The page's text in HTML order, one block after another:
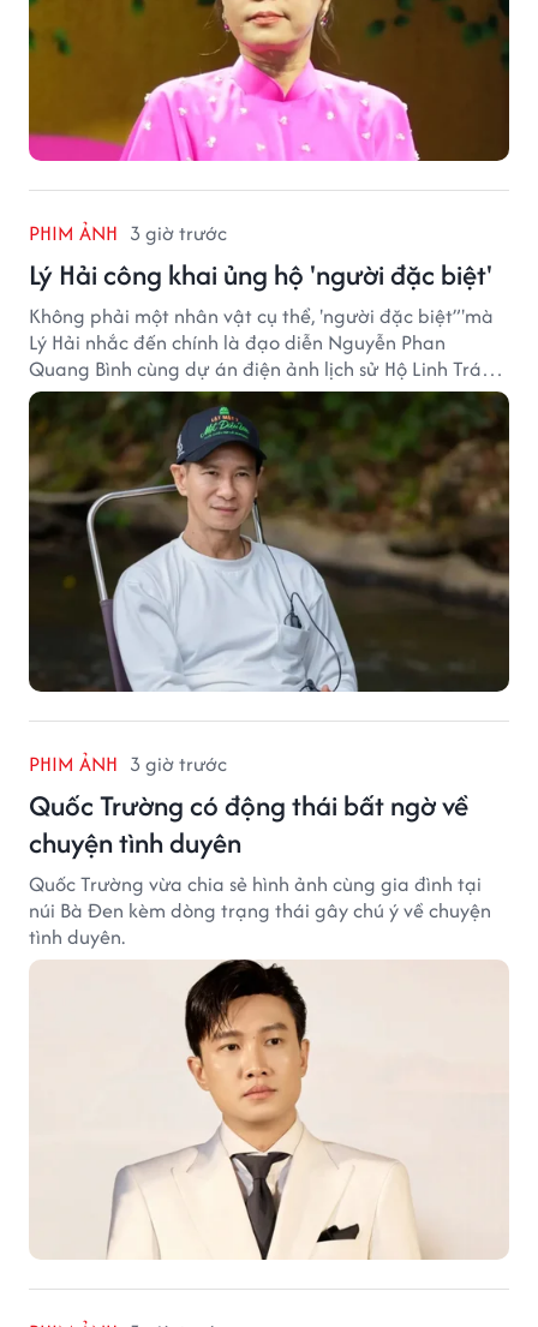
PHIM ẢNH 3 giờ trước
Lý Hải công khai ủng hộ 'người đặc biệt'
Không phải một nhân vật cụ thể, 'người đặc biệt”'mà
Lý Hải nhắc đến chính là đạo diễn Nguyễn Phan
Quang Bình cùng dự án điện ảnh lịch sử Hộ Linh Tráng
Sĩ: Bí Ẩn Mộ Vua Đinh.
PHIM ẢNH 3 giờ trước
Quốc Trường có động thái bất ngờ về
chuyện tình duyên
Quốc Trường vừa chia sẻ hình ảnh cùng gia đình tại
núi Bà Đen kèm dòng trạng thái gây chú ý về chuyện
tình duyên.